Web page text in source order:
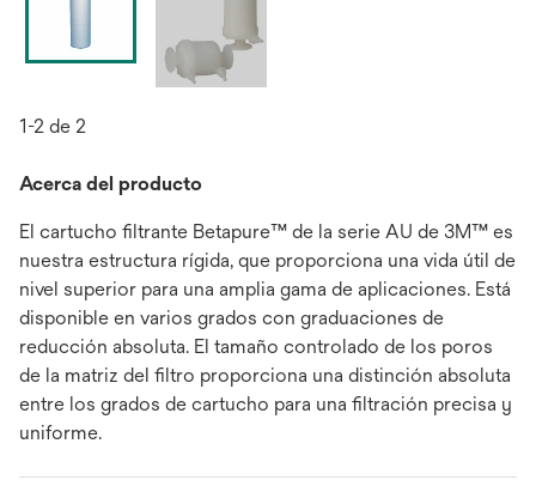
1-2 de 2
Acerca del producto
El cartucho filtrante Betapure™ de la serie AU de 3M™ es
nuestra estructura rígida, que proporciona una vida útil de
nivel superior para una amplia gama de aplicaciones. Está
disponible en varios grados con graduaciones de
reducción absoluta. El tamaño controlado de los poros
de la matriz del filtro proporciona una distinción absoluta
entre los grados de cartucho para una filtración precisa y
uniforme.